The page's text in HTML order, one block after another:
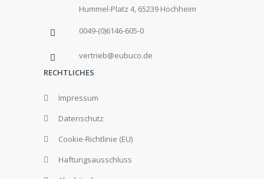
Hummel-Platz 4, 65239 Hochheim
0049-(0)6146-605-0
vertrieb@eubuco.de
RECHTLICHES
Impressum
Datenschutz
Cookie-Richtlinie (EU)
Haftungsausschluss